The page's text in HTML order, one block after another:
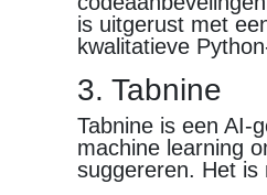
is uitgerust met
kwalitatieve
3. Tabnine
Tabnine is een AI-
machine learning
suggereren. Het is